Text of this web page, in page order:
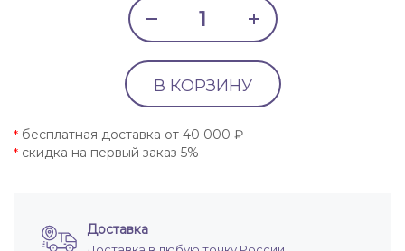
В КОРЗИНУ
* бесплатная доставка от 40 000 ₽
* скидка на первый заказ 5%
Доставка